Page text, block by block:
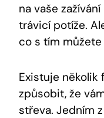
na vaše
trávicí potíže.
co s tím
Existuje několik
způsobit, že
střeva. Jedním